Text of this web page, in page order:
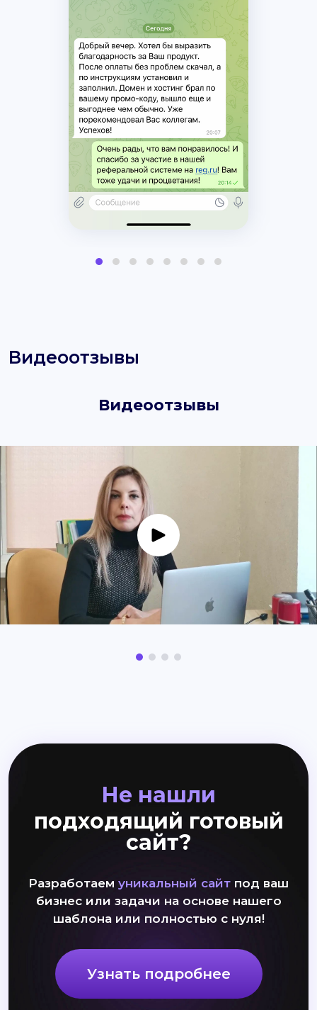
Видеоотзывы
Видеоотзывы
Не нашли
подходящий готовый
сайт?
Разработаем уникальный сайт под ваш
бизнес или задачи на основе нашего
шаблона или полностью с нуля!
Узнать подробнее